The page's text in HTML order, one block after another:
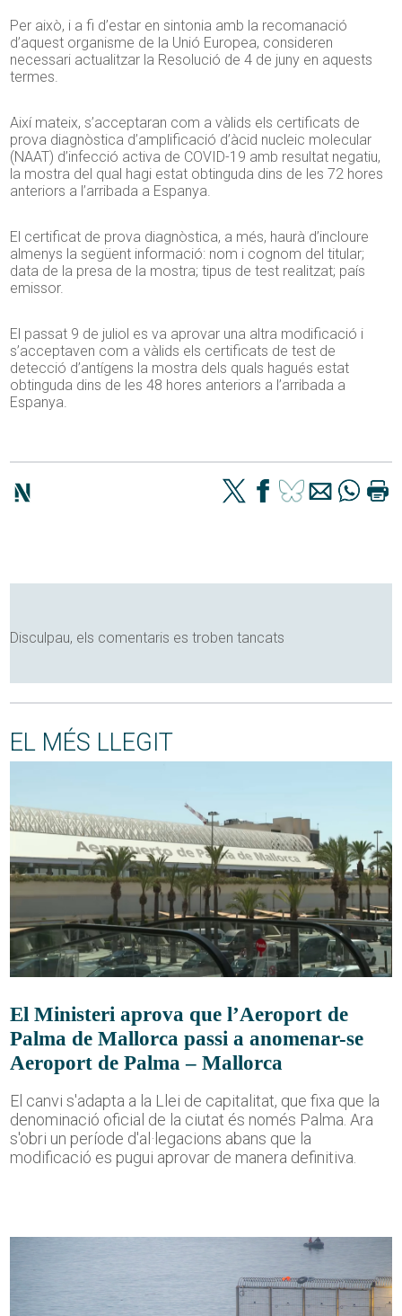
Per això, i a fi d’estar en sintonia amb la recomanació
d’aquest organisme de la Unió Europea, consideren
necessari actualitzar la Resolució de 4 de juny en aquests
termes.
Així mateix, s’acceptaran com a vàlids els certificats de
prova diagnòstica d’amplificació d’àcid nucleic molecular
(NAAT) d’infecció activa de COVID-19 amb resultat negatiu,
la mostra del qual hagi estat obtinguda dins de les 72 hores
anteriors a l’arribada a Espanya.
El certificat de prova diagnòstica, a més, haurà d’incloure
almenys la següent informació: nom i cognom del titular;
data de la presa de la mostra; tipus de test realitzat; país
emissor.
El passat 9 de juliol es va aprovar una altra modificació i
s’acceptaven com a vàlids els certificats de test de
detecció d’antígens la mostra dels quals hagués estat
obtinguda dins de les 48 hores anteriors a l’arribada a
Espanya.
Disculpau, els comentaris es troben tancats
EL MÉS LLEGIT
El Ministeri aprova que l’Aeroport de
Palma de Mallorca passi a anomenar-se
Aeroport de Palma – Mallorca
El canvi s'adapta a la Llei de capitalitat, que fixa que la
denominació oficial de la ciutat és només Palma. Ara
s'obri un període d'al·legacions abans que la
modificació es pugui aprovar de manera definitiva.